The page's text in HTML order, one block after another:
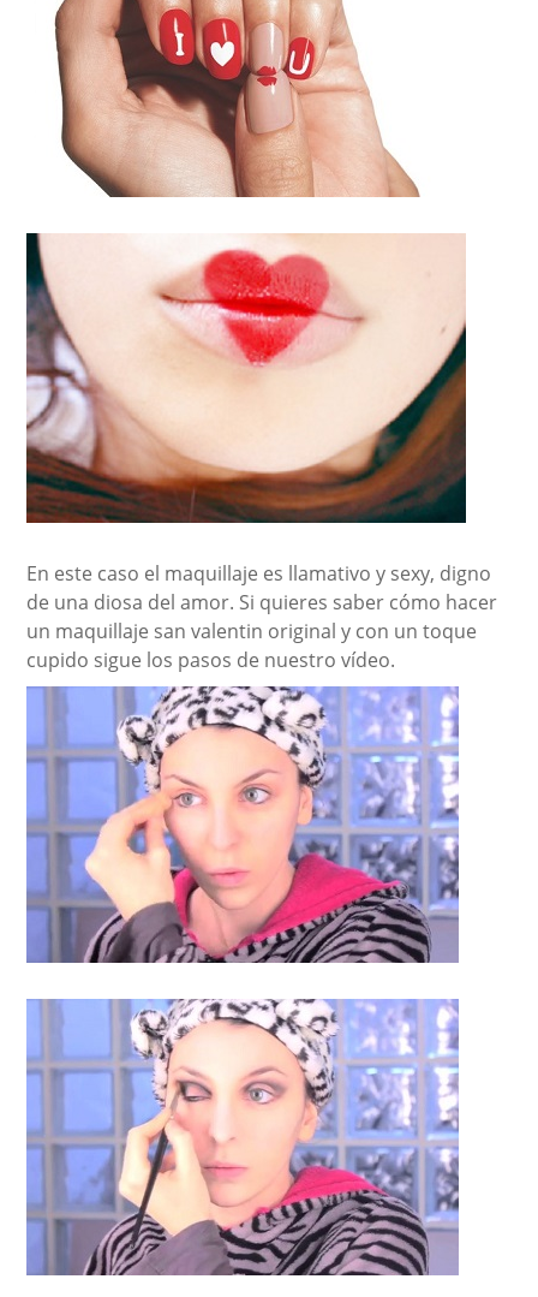
En este caso el maquillaje es llamativo y sexy, digno
de una diosa del amor. Si quieres saber cómo hacer
un maquillaje san valentin original y con un toque
cupido sigue los pasos de nuestro vídeo.